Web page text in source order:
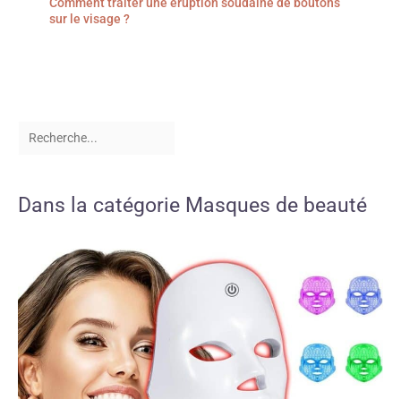
sur le visage ?
Dans la catégorie Masques de beauté